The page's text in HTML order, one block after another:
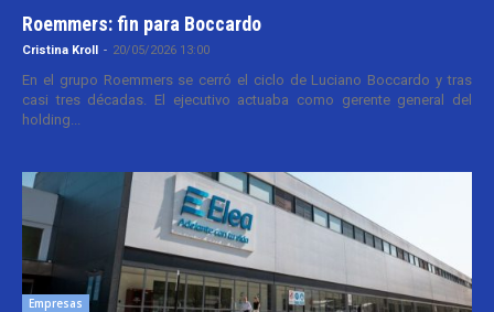
Roemmers: fin para Boccardo
Cristina Kroll - 20/05/2026 13:00
En el grupo Roemmers se cerró el ciclo de Luciano Boccardo y tras
casi tres décadas. El ejecutivo actuaba como gerente general del
holding...
Empresas